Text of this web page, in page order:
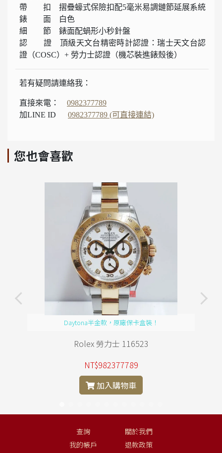
帶 扣 摺疊蠔式保險扣配5毫米易調鏈節延展系統
錶 面 白色
細 節 錶面配蝸形小秒針盤
認 證 頂級天文台精密時計認證：瑞士天文台認
證（COSC）+ 勞力士認證（機芯裝進錶殼後）
若有疑問請連絡我：
直接來電：
0982377789
加LINE ID
0982377789 (可直接連結)
您也會喜歡
Daytona半金款，原廠保卡盒裝！
Rolex 勞力士 116523
NT$982377789
加入購物車
查詢
關於我們
我的帳戶
退款政策